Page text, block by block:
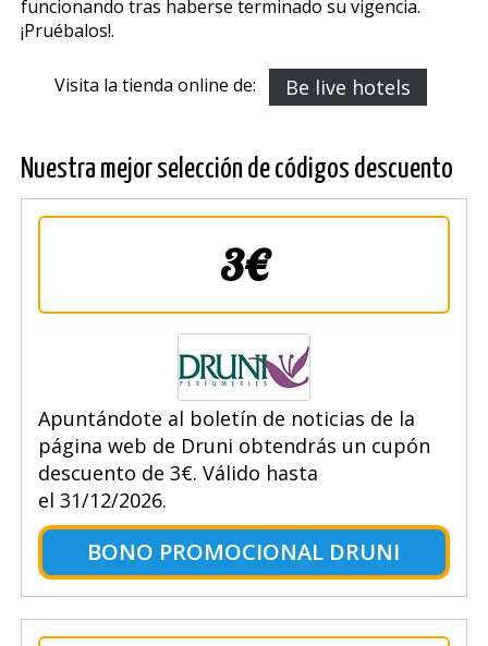
funcionando tras haberse terminado su vigencia.
¡Pruébalos!.
Visita la tienda online de: Be live hotels
Nuestra mejor selección de códigos descuento
3€
Apuntándote al boletín de noticias de la
página web de Druni obtendrás un cupón
descuento de 3€. Válido hasta
el 31/12/2026.
BONO PROMOCIONAL DRUNI